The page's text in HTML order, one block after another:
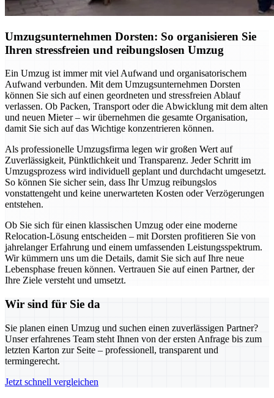
Umzugsunternehmen Dorsten: So organisieren Sie
Ihren stressfreien und reibungslosen Umzug
Ein Umzug ist immer mit viel Aufwand und organisatorischem
Aufwand verbunden. Mit dem Umzugsunternehmen Dorsten
können Sie sich auf einen geordneten und stressfreien Ablauf
verlassen. Ob Packen, Transport oder die Abwicklung mit dem alten
und neuen Mieter – wir übernehmen die gesamte Organisation,
damit Sie sich auf das Wichtige konzentrieren können.
Als professionelle Umzugsfirma legen wir großen Wert auf
Zuverlässigkeit, Pünktlichkeit und Transparenz. Jeder Schritt im
Umzugsprozess wird individuell geplant und durchdacht umgesetzt.
So können Sie sicher sein, dass Ihr Umzug reibungslos
vonstattengeht und keine unerwarteten Kosten oder Verzögerungen
entstehen.
Ob Sie sich für einen klassischen Umzug oder eine moderne
Relocation-Lösung entscheiden – mit Dorsten profitieren Sie von
jahrelanger Erfahrung und einem umfassenden Leistungsspektrum.
Wir kümmern uns um die Details, damit Sie sich auf Ihre neue
Lebensphase freuen können. Vertrauen Sie auf einen Partner, der
Ihre Ziele versteht und umsetzt.
Wir sind für Sie da
Sie planen einen Umzug und suchen einen zuverlässigen Partner?
Unser erfahrenes Team steht Ihnen von der ersten Anfrage bis zum
letzten Karton zur Seite – professionell, transparent und
termingerecht.
Jetzt schnell vergleichen